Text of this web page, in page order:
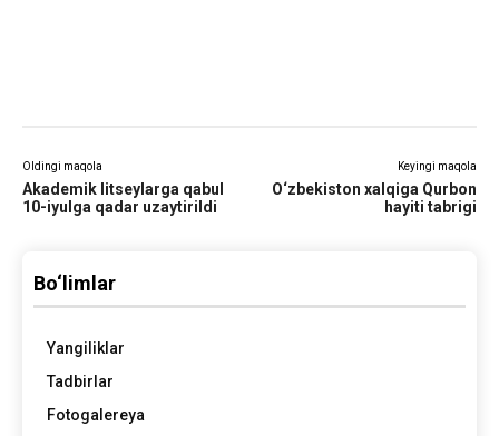
Oldingi maqola
Akademik litseylarga qabul
10-iyulga qadar uzaytirildi
Keyingi maqola
O‘zbekiston xalqiga Qurbon
hayiti tabrigi
Bo‘limlar
Yangiliklar
Tadbirlar
Fotogalereya